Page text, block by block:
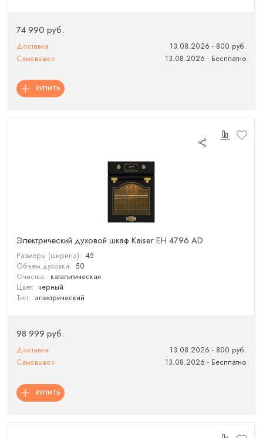
74 990 руб.
Доставка
13.08.2026 - 800 руб.
Самовывоз
13.08.2026 - Бесплатно
КУПИТЬ
Электрический духовой шкаф Kaiser EH 4796 AD
Размеры (ширина): 45
Объем духовки: 50
Очистка: каталитическая
Цвет: черный
Тип: электрический
98 999 руб.
Доставка
13.08.2026 - 800 руб.
Самовывоз
13.08.2026 - Бесплатно
КУПИТЬ